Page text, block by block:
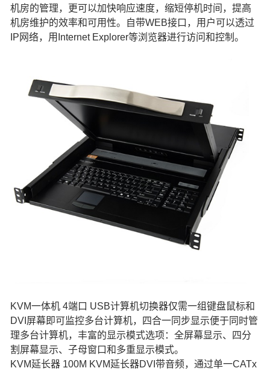
机房的管理，更可以加快响应速度，缩短停机时间，提高
机房维护的效率和可用性。自带WEB接口，用户可以透过
IP网络，用Internet Explorer等浏览器进行访问和控制。
KVM一体机 4端口 USB计算机切换器仅需一组键盘鼠标和
DVI屏幕即可监控多台计算机，四合一同步显示便于同时管
理多台计算机，丰富的显示模式选项：全屏幕显示、四分
割屏幕显示、子母窗口和多重显示模式。
KVM延长器 100M KVM延长器DVI带音频，通过单一CATx